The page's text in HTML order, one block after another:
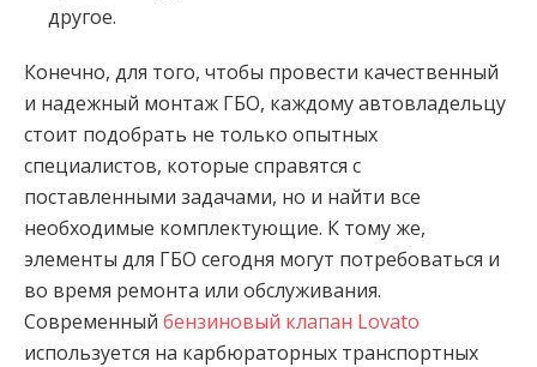
другое.
Конечно, для того, чтобы провести качественный
и надежный монтаж ГБО, каждому автовладельцу
стоит подобрать не только опытных
специалистов, которые справятся с
поставленными задачами, но и найти все
необходимые комплектующие. К тому же,
элементы для ГБО сегодня могут потребоваться и
во время ремонта или обслуживания.
Современный бензиновый клапан Lovato
используется на карбюраторных транспортных